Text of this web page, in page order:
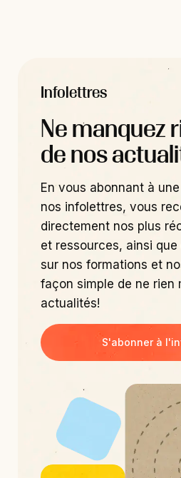
Infolettres
Ne manquez
de nos
En vous abonnant à
nos infolettres, vous
directement nos plus
et ressources, ainsi
sur nos formations et
façon simple de ne rien
actualités!
S'abonner à